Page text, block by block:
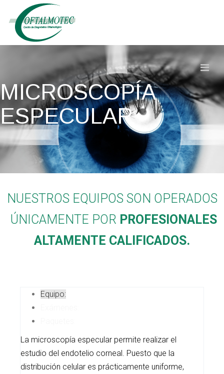
MICROSCOPÍA
ESPECULAR
NUESTROS EQUIPOS SON OPERADOS
ÚNICAMENTE POR PROFESIONALES
ALTAMENTE CALIFICADOS.
Equipo:
La microscopía especular permite realizar el
estudio del endotelio corneal. Puesto que la
distribución celular es prácticamente uniforme,